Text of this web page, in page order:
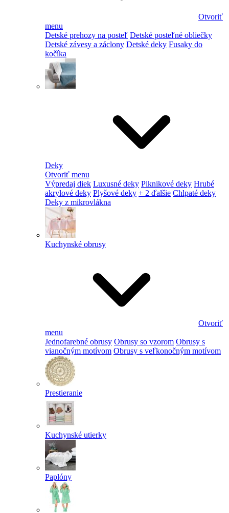
Otvoriť
menu
Detské prehozy na posteľ Detské posteľné obliečky
Detské závesy a záclony Detské deky Fusaky do
kočíka
Deky
Otvoriť menu
Výpredaj diek Luxusné deky Piknikové deky Hrubé
akrylové deky Plyšové deky + 2 ďalšie Chlpaté deky
Deky z mikrovlákna
Kuchynské obrusy
Otvoriť
menu
Jednofarebné obrusy Obrusy so vzorom Obrusy s
vianočným motívom Obrusy s veľkonočným motívom
Prestieranie
Kuchynské utierky
Paplóny